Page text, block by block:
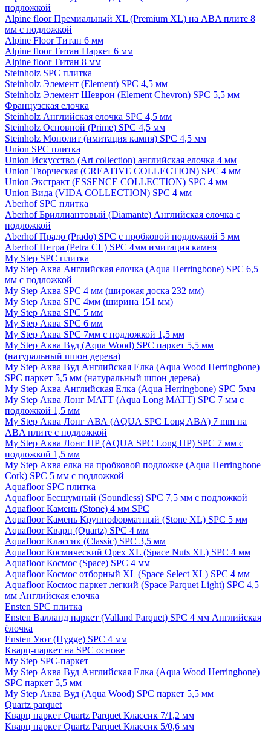
подложкой
Alpine floor Премиальный XL (Premium XL) на ABA плите 8
мм с подложкой
Alpine Floor Титан 6 мм
Alpine floor Титан Паркет 6 мм
Alpine floor Титан 8 мм
Steinholz SPC плитка
Steinholz Элемент (Element) SPC 4,5 мм
Steinholz Элемент Шеврон (Element Chevron) SPC 5,5 мм
Французская елочка
Steinholz Английская елочка SPC 4,5 мм
Steinholz Основной (Prime) SPC 4,5 мм
Steinholz Монолит (имитация камня) SPC 4,5 мм
Union SPC плитка
Union Искусство (Art collection) английская елочка 4 мм
Union Творческая (CREATIVE COLLECTION) SPC 4 мм
Union Экстракт (ESSENCE COLLECTION) SPC 4 мм
Union Вида (VIDA COLLECTION) SPC 4 мм
Aberhof SPC плитка
Aberhof Бриллиантовый (Diamante) Английская елочка с
подложкой
Aberhof Прадо (Prado) SPC с пробковой подложкой 5 мм
Aberhof Петра (Petra CL) SPC 4мм имитация камня
My Step SPC плитка
My Step Аква Английская елочка (Aqua Herringbone) SPC 6,5
мм с подложкой
My Step Аква SPC 4 мм (широкая доска 232 мм)
My Step Аква SPC 4мм (ширина 151 мм)
My Step Аква SPC 5 мм
My Step Аква SPC 6 мм
My Step Аква SPC 7мм c подложкой 1,5 мм
My Step Аква Вуд (Aqua Wood) SPC паркет 5,5 мм
(натуральный шпон дерева)
My Step Аква Вуд Английская Елка (Aqua Wood Herringbone)
SPC паркет 5,5 мм (натуральный шпон дерева)
My Step Аква Английская Елка (Aqua Herringbone) SPC 5мм
My Step Аква Лонг MATT (Aqua Long MATT) SPC 7 мм с
подложкой 1,5 мм
My Step Аква Лонг АВА (AQUA SPC Long ABA) 7 mm на
ABA плите с подложкой
My Step Аква Лонг НР (AQUA SPC Long HP) SPC 7 мм с
подложкой 1,5 мм
My Step Аква елка на пробковой подложке (Aqua Herringbone
Cork) SPC 5 мм с подложкой
Aquafloor SPC плитка
Aquafloor Бесшумный (Soundless) SPC 7,5 мм с подложкой
Aquafloor Камень (Stone) 4 мм SPC
Aquafloor Камень Крупноформатный (Stone XL) SPC 5 мм
Aquafloor Кварц (Quartz) SPC 4 мм
Aquafloor Классик (Classic) SPC 3,5 мм
Aquafloor Космический Орех XL (Space Nuts XL) SPC 4 мм
Aquafloor Космос (Space) SPC 4 мм
Aquafloor Космос отборный XL (Space Select XL) SPC 4 мм
Aquafloor Космос паркет легкий (Space Parquet Light) SPC 4,5
мм Английская елочка
Ensten SPC плитка
Ensten Валланд паркет (Valland Parquet) SPC 4 мм Английская
ёлочка
Ensten Уют (Hygge) SPC 4 мм
Кварц-паркет на SPC основе
My Step SPC-паркет
My Step Аква Вуд Английская Елка (Aqua Wood Herringbone)
SPC паркет 5,5 мм
My Step Аква Вуд (Aqua Wood) SPC паркет 5,5 мм
Quartz parquet
Кварц паркет Quartz Parquet Классик 7/1,2 мм
Кварц паркет Quartz Parquet Классик 5/0,6 мм